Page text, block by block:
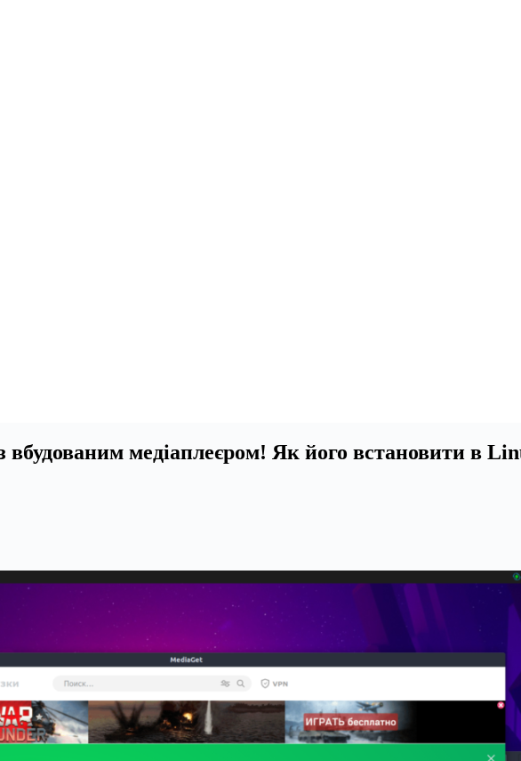
вбудованим медіаплеєром! Як його встановити в